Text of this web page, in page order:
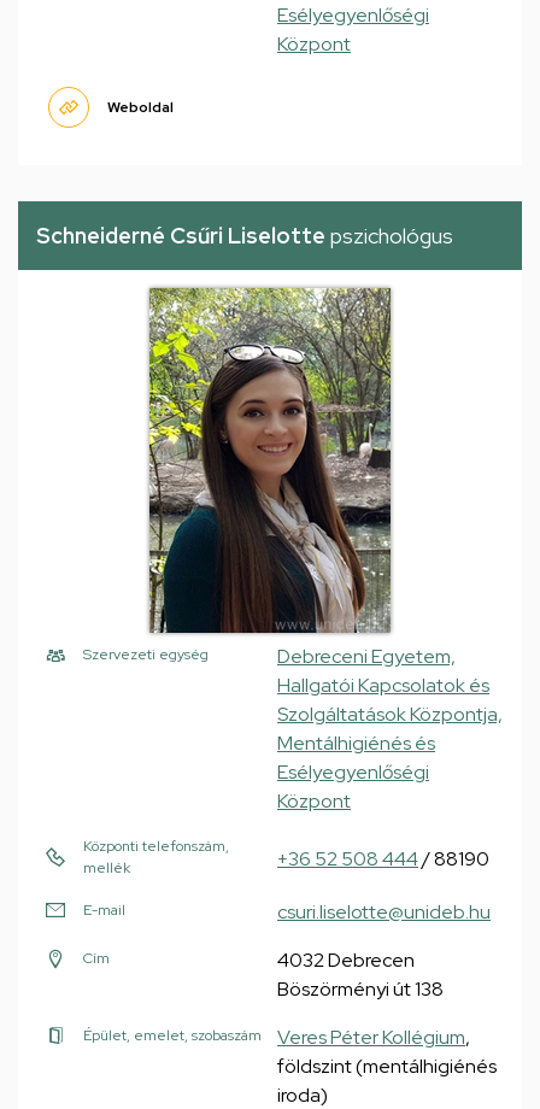
Esélyegyenlőségi
Központ
Weboldal
Schneiderné Csűri Liselotte pszichológus
Szervezeti egység
Debreceni Egyetem,
Hallgatói Kapcsolatok és
Szolgáltatások Központja,
Mentálhigiénés és
Esélyegyenlőségi
Központ
Központi telefonszám,
mellék
+36 52 508 444/ 88190
E-mail csuri.liselotte@unideb.hu
Cím
4032 Debrecen
Böszörményi út 138
Épület, emelet, szobaszám Veres Péter Kollégium,
földszint (mentálhigiénés
iroda)